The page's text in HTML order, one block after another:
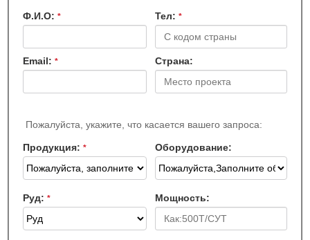
Ф.И.О:* Teл: *
Email:* Страна:
Пожалуйста, укажите, что касается вашего запроса:
Продукция:* Оборудование:
Руд:* Мощность: